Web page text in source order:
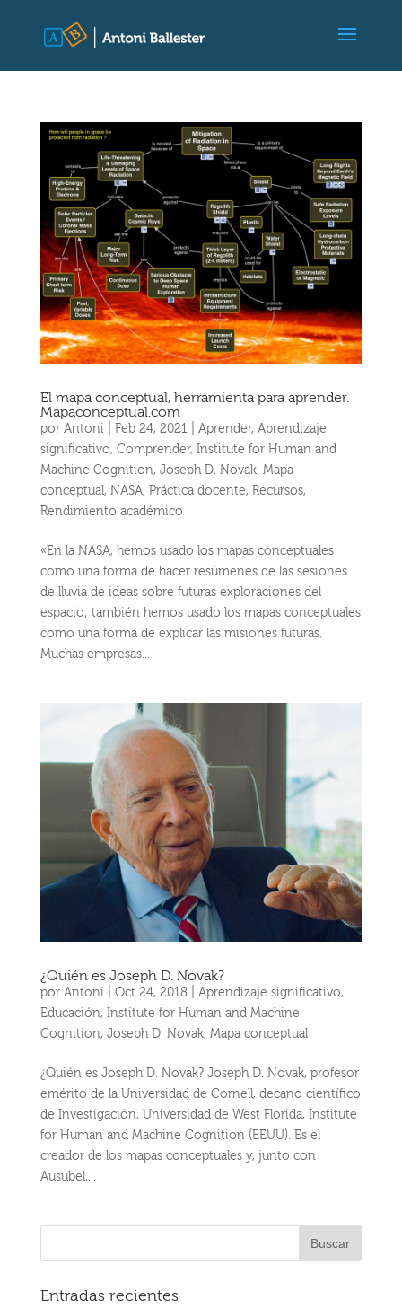
El mapa conceptual, herramienta para aprender.
Mapaconceptual.com
por Antoni Feb 24, 2021| Aprender, Aprendizaje
significativo, Comprender, Institute for Human and
Machine Cognition, Joseph D. Novak, Mapa
conceptual, NASA, Práctica docente, Recursos,
Rendimiento académico
«En la NASA, hemos usado los mapas conceptuales
como una forma de hacer resúmenes de las sesiones
de lluvia de ideas sobre futuras exploraciones del
espacio; también he­mos usado los mapas conceptuales
como una forma de ex­plicar las misiones futuras.
Muchas empresas...
¿Quién es Joseph D. Novak?
por Antoni Oct 24, 2018| Aprendizaje significativo,
Educación, Institute for Human and Machine
Cognition, Joseph D. Novak, Mapa conceptual
¿Quién es Joseph D. Novak? Joseph D. Novak, profesor
emérito de la Universidad de Cornell, decano científico
de Investigación, Universidad de West Florida, Institute
for Human and Machine Cognition (EEUU). Es el
creador de los mapas conceptuales y, junto con
Ausubel,...
Entradas recientes